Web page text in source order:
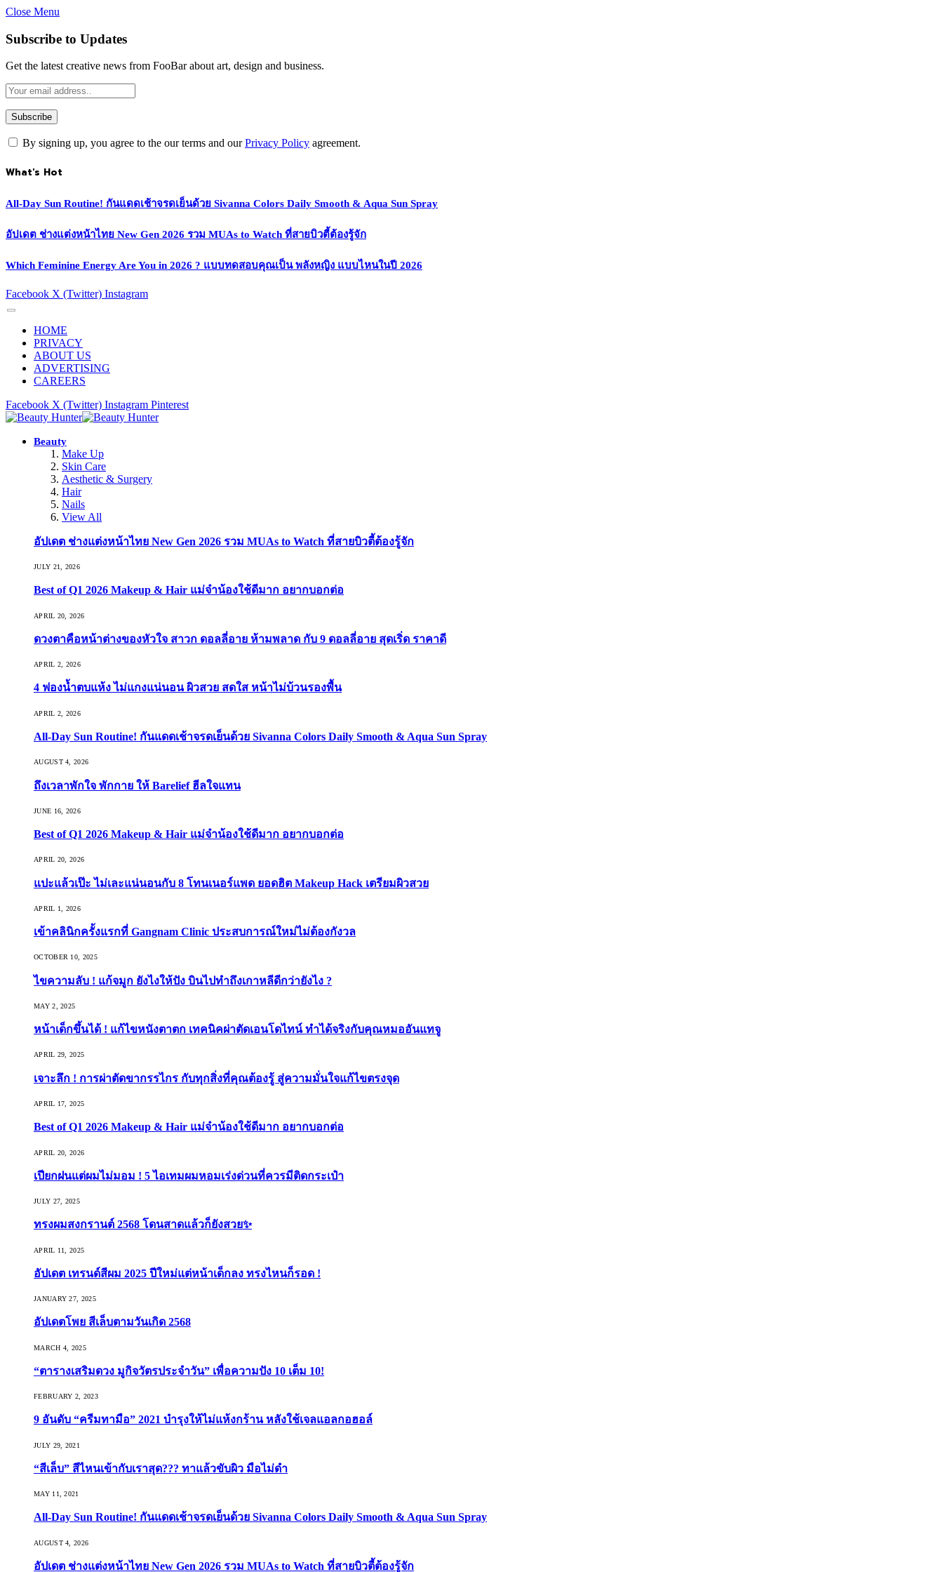
Close Menu
Subscribe to Updates
Get the latest creative news from FooBar about art, design and business.
By signing up, you agree to the our terms and ourPrivacy Policy agreement.
What's Hot
All-Day Sun Routine! กันแดดเช้าจรดเย็นด้วย Sivanna Colors Daily Smooth & Aqua Sun Spray
อัปเดต ช่างแต่งหน้าไทย New Gen 2026 รวม MUAs to Watch ที่สายบิวตี้ต้องรู้จัก
Which Feminine Energy Are You in 2026 ? แบบทดสอบคุณเป็น พลังหญิง แบบไหนในปี 2026
Facebook X (Twitter) Instagram
HOME
PRIVACY
ABOUT US
ADVERTISING
CAREERS
Facebook X (Twitter) Instagram Pinterest
Beauty
Make Up
Skin Care
Aesthetic & Surgery
Hair
Nails
View All
อัปเดต ช่างแต่งหน้าไทย New Gen 2026 รวม MUAs to Watch ที่สายบิวตี้ต้องรู้จัก
JULY 21, 2026
Best of Q1 2026 Makeup & Hair แม่จ๋าน้องใช้ดีมาก อยากบอกต่อ
APRIL 20, 2026
ดวงตาคือหน้าต่างของหัวใจ สาวก ดอลลี่อาย ห้ามพลาด กับ 9 ดอลลี่อาย สุดเริ่ด ราคาดี
APRIL 2, 2026
4 ฟองน้ำตบแห้ง ไม่แกงแน่นอน ผิวสวย สดใส หน้าไม่บ้วนรองพื้น
APRIL 2, 2026
All-Day Sun Routine! กันแดดเช้าจรดเย็นด้วย Sivanna Colors Daily Smooth & Aqua Sun Spray
AUGUST 4, 2026
ถึงเวลาพักใจ พักกาย ให้ Barelief ฮีลใจแทน
JUNE 16, 2026
Best of Q1 2026 Makeup & Hair แม่จ๋าน้องใช้ดีมาก อยากบอกต่อ
APRIL 20, 2026
แปะแล้วเป๊ะ ไม่เละแน่นอนกับ 8 โทนเนอร์แพด ยอดฮิต Makeup Hack เตรียมผิวสวย
APRIL 1, 2026
เข้าคลินิกครั้งแรกที่ Gangnam Clinic ประสบการณ์ใหม่ไม่ต้องกังวล
OCTOBER 10, 2025
ไขความลับ ! แก้จมูก ยังไงให้ปัง บินไปทำถึงเกาหลีดีกว่ายังไง ?
MAY 2, 2025
หน้าเด็กขึ้นได้ ! แก้ไขหนังตาตก เทคนิคผ่าตัดเอนโดไทน์ ทำได้จริงกับคุณหมออันแทจู
APRIL 29, 2025
เจาะลึก ! การผ่าตัดขากรรไกร กับทุกสิ่งที่คุณต้องรู้ สู่ความมั่นใจแก้ไขตรงจุด
APRIL 17, 2025
Best of Q1 2026 Makeup & Hair แม่จ๋าน้องใช้ดีมาก อยากบอกต่อ
APRIL 20, 2026
เปียกฝนแต่ผมไม่มอม ! 5 ไอเทมผมหอมเร่งด่วนที่ควรมีติดกระเป๋า
JULY 27, 2025
ทรงผมสงกรานต์ 2568 โดนสาดแล้วก็ยังสวย✨
APRIL 11, 2025
อัปเดต เทรนด์สีผม 2025 ปีใหม่แต่หน้าเด็กลง ทรงไหนก็รอด !
JANUARY 27, 2025
อัปเดตโพย สีเล็บตามวันเกิด 2568
MARCH 4, 2025
“ตารางเสริมดวง มูกิจวัตรประจำวัน” เพื่อความปัง 10 เต็ม 10!
FEBRUARY 2, 2023
9 อันดับ “ครีมทามือ” 2021 บำรุงให้ไม่แห้งกร้าน หลังใช้เจลแอลกอฮอล์
JULY 29, 2021
“สีเล็บ” สีไหนเข้ากับเราสุด??? ทาแล้วขับผิว มือไม่ดำ
MAY 11, 2021
All-Day Sun Routine! กันแดดเช้าจรดเย็นด้วย Sivanna Colors Daily Smooth & Aqua Sun Spray
AUGUST 4, 2026
อัปเดต ช่างแต่งหน้าไทย New Gen 2026 รวม MUAs to Watch ที่สายบิวตี้ต้องรู้จัก